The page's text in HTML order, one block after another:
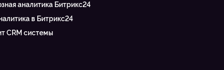
аналитика Битрикс24
в Битрикс24
CRM системы